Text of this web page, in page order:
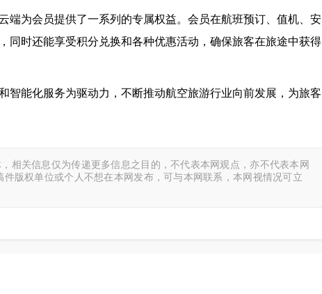
端为会员提供了一系列的专属权益。会员在航班预订、值机、安
同时还能享受积分兑换和各种优惠活动，确保旅客在旅途中获得
智能化服务为驱动力，不断推动航空旅游行业向前发展，为旅客
相关信息仅为传递更多信息之目的，不代表本网观点，亦不代表本网
版权单位或个人不想在本网发布，可与本网联系，本网视情况可立